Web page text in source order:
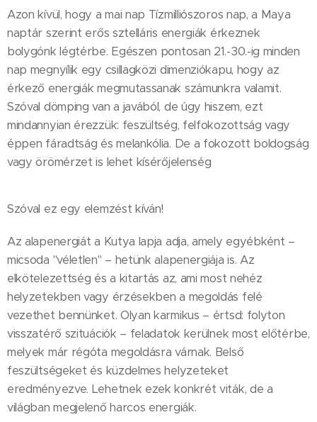
Azon kívül, hogy a mai nap Tízmilliószoros nap, a Maya
naptár szerint erős sztelláris energiák érkeznek
bolygónk légtérbe. Egészen pontosan 21.-30.-ig minden
nap megnyílik egy csillagközi dimenziókapu, hogy az
érkező energiák megmutassanak számunkra valamit.
Szóval dömping van a javából, de úgy hiszem, ezt
mindannyian érezzük: feszültség, felfokozottság vagy
éppen fáradtság és melankólia. De a fokozott boldogság
vagy örömérzet is lehet kísérőjelenség
Szóval ez egy elemzést kíván!
Az alapenergiát a Kutya lapja adja, amely egyébként –
micsoda "véletlen" – hetünk alapenergiája is. Az
elkötelezettség és a kitartás az, ami most nehéz
helyzetekben vagy érzésekben a megoldás felé
vezethet bennünket. Olyan karmikus – értsd: folyton
visszatérő szituációk – feladatok kerülnek most előtérbe,
melyek már régóta megoldásra várnak. Belső
feszültségeket és küzdelmes helyzeteket
eredményezve. Lehetnek ezek konkrét viták, de a
világban megjelenő harcos energiák.